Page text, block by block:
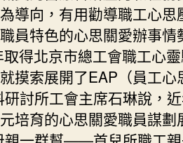
導向，有用勸導職工心
員特色的心思關愛辦事情
得北京市總工會職工心
摸索展開了EAP（員工
研討所工會主席石琳說，
培育的心思關愛職員謀劃